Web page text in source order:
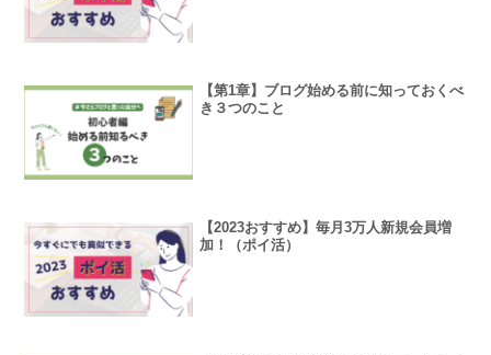
【第1章】ブログ始める前に知っておくべ
き３つのこと
【2023おすすめ】毎月3万人新規会員増
加！（ポイ活）